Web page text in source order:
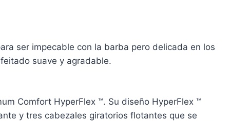
ser impecable con la barba pero delicada en los
suave y agradable.
Comfort HyperFlex ™. Su diseño HyperFlex ™
y tres cabezales giratorios flotantes que se